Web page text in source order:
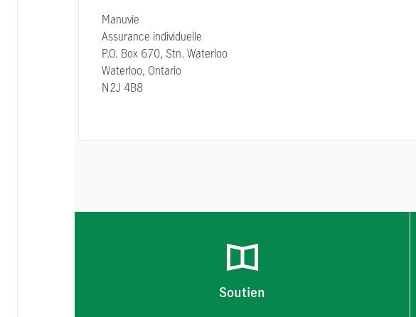
Manuvie
Assurance individuelle
P.O. Box 670, Stn. Waterloo
Waterloo, Ontario
N2J 4B8
Soutien